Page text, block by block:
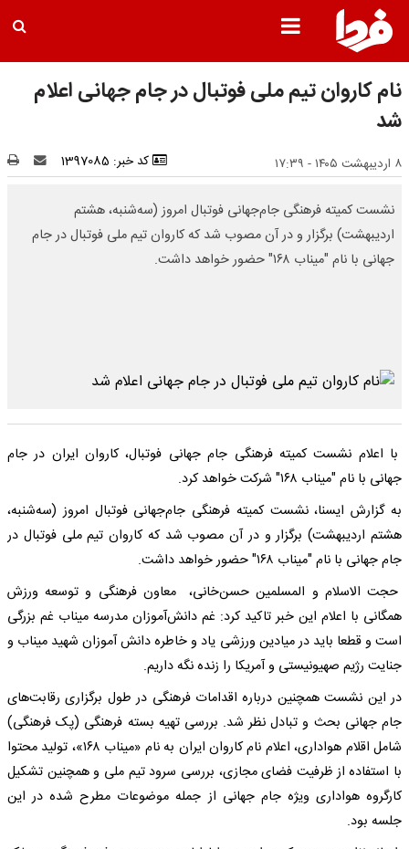
نام کاروان تیم ملی فوتبال در جام جهانی اعلام
شد
۸ اردیبهشت ۱۴۰۵ - ۱۷:۳۹ کد خبر: 1397085
نشست کمیته فرهنگی جام‌جهانی فوتبال امروز (سه‌شنبه، هشتم
اردیبهشت) برگزار و در آن مصوب شد که کاروان تیم ملی فوتبال در جام
جهانی با نام "میناب ۱۶۸" حضور خواهد داشت.
با اعلام نشست کمیته فرهنگی جام جهانی فوتبال، کاروان ایران در جام
جهانی با نام "میناب ۱۶۸" شرکت خواهد کرد.
به گزارش ایسنا، نشست کمیته فرهنگی جام‌جهانی فوتبال امروز (سه‌شنبه،
هشتم اردیبهشت) برگزار و در آن مصوب شد که کاروان تیم ملی فوتبال در
جام جهانی با نام "میناب ۱۶۸" حضور خواهد داشت.
حجت الاسلام و المسلمین حسن‌خانی، معاون فرهنگی و توسعه ورزش
همگانی با اعلام این خبر تاکید کرد: غم دانش‌آموزان مدرسه میناب غم بزرگی
است و قطعا باید در میادین ورزشی یاد و خاطره دانش آموزان شهید میناب و
جنایت رژیم صهیونیستی و آمریکا را زنده نگه داریم.
در این نشست همچنین درباره اقدامات فرهنگی در طول برگزاری رقابت‌های
جام جهانی بحث و تبادل نظر شد. بررسی تهیه بسته فرهنگی (پک فرهنگی)
شامل اقلام هواداری، اعلام نام کاروان ایران به نام «میناب ١۶٨»، تولید محتوا
با استفاده از ظرفیت فضای مجازی، بررسی سرود تیم ملی و همچنین تشکیل
کارگروه هواداری ویژه جام جهانی از جمله موضوعات مطرح شده در این
جلسه بود.